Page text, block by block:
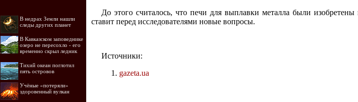
В недрах Земли нашли
следы других планет
В Кавказском заповеднике
озеро не пересохло - его
временно скрыл ледник
Тихий океан поглотил
пять островов
Учёные «потеряли»
здоровенный вулкан
До этого считалось, что печи для выплавки металла были
ставит перед исследователями новые вопросы.
Источники:
gazeta.ua